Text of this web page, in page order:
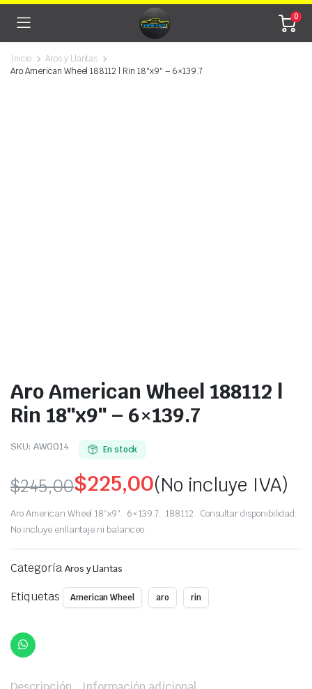
0
Inicio
Aros y Llantas
Aro American Wheel 188112 | Rin 18″x9″ – 6×139.7
Aro American Wheel 188112 |
Rin 18″x9″ – 6×139.7
SKU: AW0014 En stock
$245,00
Original
price
was:
$245,00.
$225,00
Current
price
is:
$225,00.
(No incluye IVA)
Aro American Wheel 18″x9″. 6×139.7. 188112. Consultar disponibilidad.
No incluye enllantaje ni balanceo.
Categoría Aros y Llantas
Etiquetas American Wheel aro rin